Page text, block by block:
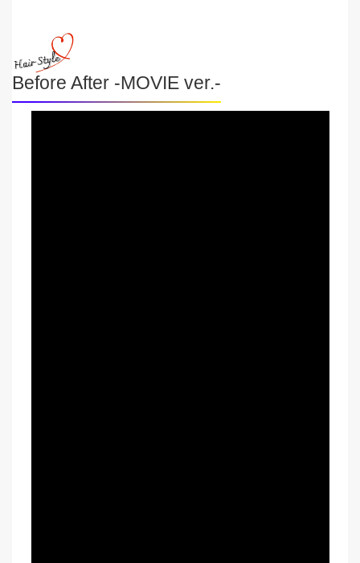
Before After -MOVIE ver.-